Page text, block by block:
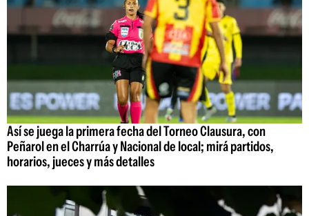
Así se juega la primera fecha del Torneo Clausura, con
Peñarol en el Charrúa y Nacional de local; mirá partidos,
horarios, jueces y más detalles